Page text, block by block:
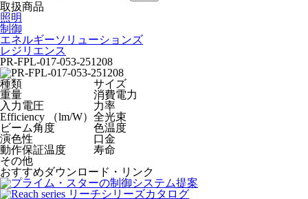
取扱商品
照明
制御
エネルギーソリューションズ
レジリエンス
PR-FPL-017-053-251208
種類
サイズ
重量
消費電力
入力電圧
力率
Efficiency （lm/W） 全光束
ビーム角度
色温度
演色性
口金
動作保証温度
寿命
その他
おすすめダウンロード・リンク